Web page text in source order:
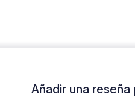
Añadir una